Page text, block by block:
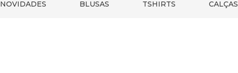
NOVIDADES BLUSAS TSHIRTS CALÇAS